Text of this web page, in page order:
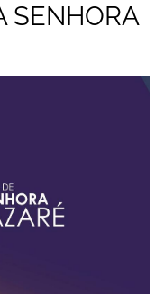
SENHORA